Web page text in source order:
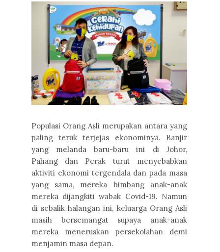
Populasi Orang Asli merupakan antara yang
paling teruk terjejas ekonominya. Banjir
yang melanda baru-baru ini di Johor,
Pahang dan Perak turut menyebabkan
aktiviti ekonomi tergendala dan pada masa
yang sama, mereka bimbang anak-anak
mereka dijangkiti wabak Covid-19. Namun
di sebalik halangan ini, keluarga Orang Asli
masih bersemangat supaya anak-anak
mereka meneruskan persekolahan demi
menjamin masa depan.